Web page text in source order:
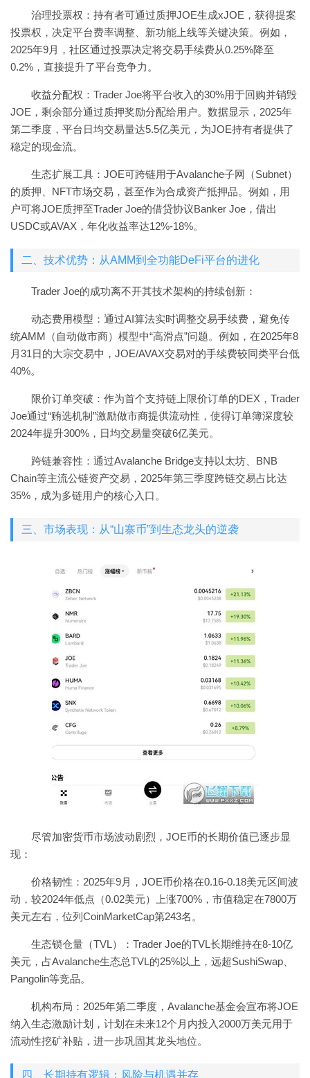
治理投票权：持有者可通过质押JOE生成xJOE，获得提案
投票权，决定平台费率调整、新功能上线等关键决策。例如，
2025年9月，社区通过投票决定将交易手续费从0.25%降至
0.2%，直接提升了平台竞争力。
收益分配权：Trader Joe将平台收入的30%用于回购并销毁
JOE，剩余部分通过质押奖励分配给用户。数据显示，2025年
第二季度，平台日均交易量达5.5亿美元，为JOE持有者提供了
稳定的现金流。
生态扩展工具：JOE可跨链用于Avalanche子网（Subnet）
的质押、NFT市场交易，甚至作为合成资产抵押品。例如，用
户可将JOE质押至Trader Joe的借贷协议Banker Joe，借出
USDC或AVAX，年化收益率达12%-18%。
二、技术优势：从AMM到全功能DeFi平台的进化
Trader Joe的成功离不开其技术架构的持续创新：
动态费用模型：通过AI算法实时调整交易手续费，避免传
统AMM（自动做市商）模型中“高滑点”问题。例如，在2025年8
月31日的大宗交易中，JOE/AVAX交易对的手续费较同类平台低
40%。
限价订单突破：作为首个支持链上限价订单的DEX，Trader
Joe通过“贿选机制”激励做市商提供流动性，使得订单簿深度较
2024年提升300%，日均交易量突破6亿美元。
跨链兼容性：通过Avalanche Bridge支持以太坊、BNB
Chain等主流公链资产交易，2025年第三季度跨链交易占比达
35%，成为多链用户的核心入口。
三、市场表现：从“山寨币”到生态龙头的逆袭
尽管加密货币市场波动剧烈，JOE币的长期价值已逐步显
现：
价格韧性：2025年9月，JOE币价格在0.16-0.18美元区间波
动，较2024年低点（0.02美元）上涨700%，市值稳定在7800万
美元左右，位列CoinMarketCap第243名。
生态锁仓量（TVL）：Trader Joe的TVL长期维持在8-10亿
美元，占Avalanche生态总TVL的25%以上，远超SushiSwap、
Pangolin等竞品。
机构布局：2025年第二季度，Avalanche基金会宣布将JOE
纳入生态激励计划，计划在未来12个月内投入2000万美元用于
流动性挖矿补贴，进一步巩固其龙头地位。
四、长期持有逻辑：风险与机遇并存